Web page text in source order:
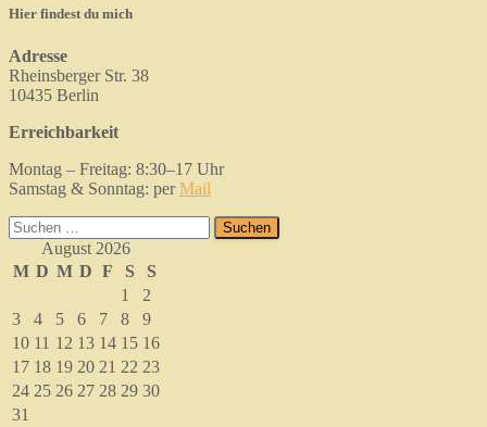
Hier findest du mich
Adresse
Rheinsberger Str. 38
10435 Berlin
Erreichbarkeit
Montag – Freitag: 8:30–17 Uhr
Samstag & Sonntag: perMail
Suchen
nach:August 2026
M D M D F S
S
1
2
3
4 5 6 7 8
9
10 11 12 13 14 15 16
17 18 19 20 21 22 23
24 25 26 27 28 29 30
31